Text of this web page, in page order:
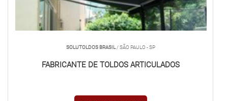
SOLUTOLDOS BRASIL/ SÃO PAULO - SP
FABRICANTE DE TOLDOS ARTICULADOS